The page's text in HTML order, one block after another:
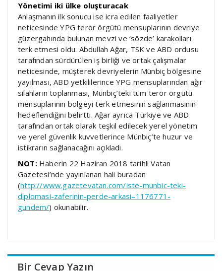
Yönetimi iki ülke oluşturacak
Anlaşmanın ilk sonucu ise icra edilen faaliyetler
neticesinde YPG terör örgütü mensuplarının devriye
güzergahında bulunan mevzi ve ‘sözde’ karakolları
terk etmesi oldu. Abdullah Ağar, TSK ve ABD ordusu
tarafından sürdürülen iş birliği ve ortak çalışmalar
neticesinde, müşterek devriyelerin Münbiç bölgesine
yayılması, ABD yetkililerince YPG mensuplarından ağır
silahların toplanması, Münbiç’teki tüm terör örgütü
mensuplarının bölgeyi terk etmesinin sağlanmasının
hedeflendiğini belirtti. Ağar ayrıca Türkiye ve ABD
tarafından ortak olarak teşkil edilecek yerel yönetim
ve yerel güvenlik kuvvetlerince Münbiç’te huzur ve
istikrarın sağlanacağını açıkladı.
NOT:Haberin 22 Haziran 2018 tarihli Vatan
Gazetesi’nde yayınlanan hali buradan
(http://www.gazetevatan.com/iste-munbic-teki-
diplomasi-zaferinin-perde-arkasi–1176771-
gundem/) okunabilir.
Bir Cevap Yazın